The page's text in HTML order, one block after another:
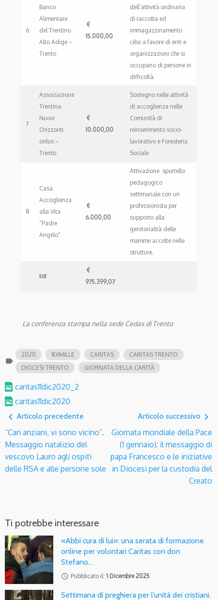
6
Banco
Alimentare
del Trentino
Alto Adige –
Trento
€
15.000,00
dell’attività ordinaria
di raccolta ed
immagazzinamento
cibo a favore di enti e
organizzazioni che si
occupano di persone in
difficoltà.
7
Associazione
Trentina
Nuovi
Orizzonti
onlus –
Trento
€
10.000,00
Sostegno nelle attività
di accoglienza nelle
Comunità di
reinserimento socio-
lavorativo e Foresteria
Sociale
8
Casa
Accoglienza
alla Vita
“Padre
Angelo”
€
6.000,00
Attivazione sportello
pedagogico
settimanale con un
professionista per
supporto alla
genitorialità delle
mamme accolte nelle
strutture.
tot
€
975.399,07
La conferenza stampa nella sede Cedas di Trento
label
2020 8XMILLE CARITAS
CARITAS TRENTO
DIOCESI TRENTO
GIORNATA DELLA CARITÀ
caritas11dic2020_2
caritas11dic2020
navigate_before Articolo precedente
“Cari anziani, vi sono vicino”.
Messaggio natalizio del
vescovo Lauro agli ospiti
delle RSA e alle persone sole
Articolo successivo navigate_next
Giornata mondiale della Pace
(1 gennaio): il messaggio di
papa Francesco e le iniziative
in Diocesi per la custodia del
Creato
Ti potrebbe interessare
«Abbi cura di lui»: una serata di formazione
online per volontari Caritas con don
Stefano…
access_time Pubblicato il: 1 Dicembre 2025
Settimana di preghiera per l’unità dei cristiani.